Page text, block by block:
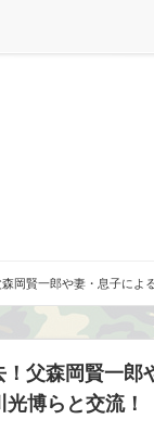
森岡賢一郎や妻・息子に
父森岡賢一郎
博らと交流！